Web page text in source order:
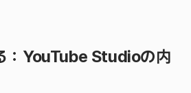
：YouTube Studioの内